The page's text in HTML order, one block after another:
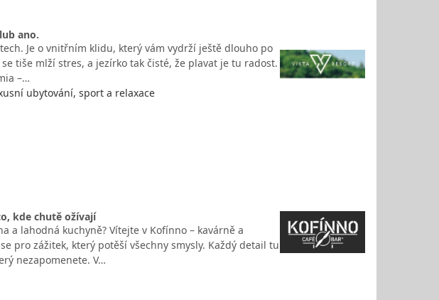
ano.
Je o vnitřním klidu, který vám vydrží ještě dlouho po
tiše mlží stres, a jezírko tak čisté, že plavat je tu radost.
–…
ubytování, sport a relaxace
kde chutě ožívají
a lahodná kuchyně? Vítejte v Kofínno – kavárně a
pro zážitek, který potěší všechny smysly. Každý detail tu
nezapomenete. V…